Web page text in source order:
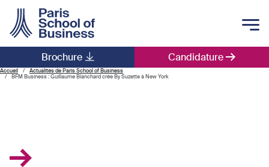
Candidature
Brochure
Main navigation
Accueil
Actualités de Paris School of Business
BFM Business : Guillaume Blanchard crée By Suzette à New York